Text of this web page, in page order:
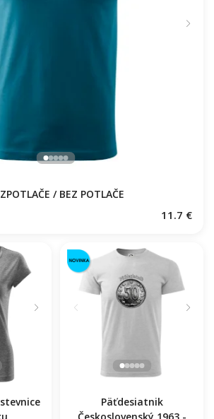
/ BEZ POTLAČE
11.7 €
Päťdesiatnik